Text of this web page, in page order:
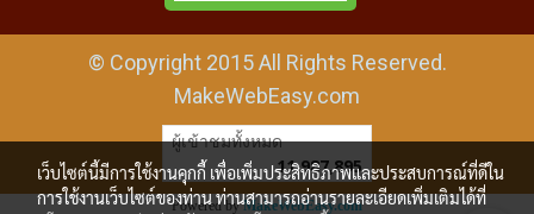
© Copyright 2015 All Rights Reserved.
MakeWebEasy.com
ผู้เข้าชมทั้งหมด
11,987,895
Powered byMakeWebEasy.com
เว็บไซต์นี้มีการใช้งานคุกกี้ เพื่อเพิ่มประสิทธิภาพและประสบการณ์ที่ดีใน
การใช้งานเว็บไซต์ของท่าน ท่านสามารถอ่านรายละเอียดเพิ่มเติมได้ที่